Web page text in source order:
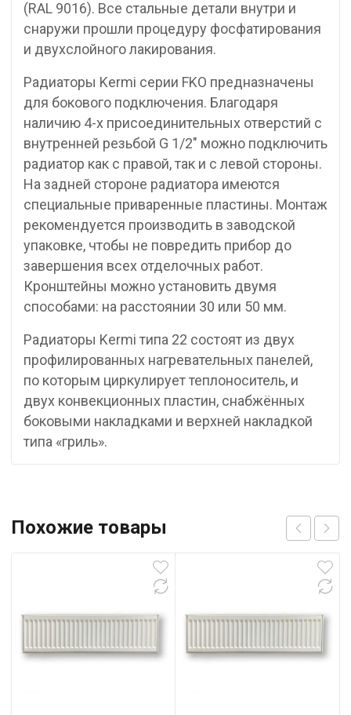
(RAL 9016). Все стальные детали внутри и
снаружи прошли процедуру фосфатирования
и двухслойного лакирования.
Радиаторы Kermi серии FKO предназначены
для бокового подключения. Благодаря
наличию 4-х присоединительных отверстий с
внутренней резьбой G 1/2″ можно подключить
радиатор как с правой, так и с левой стороны.
На задней стороне радиатора имеются
специальные приваренные пластины. Монтаж
рекомендуется производить в заводской
упаковке, чтобы не повредить прибор до
завершения всех отделочных работ.
Кронштейны можно установить двумя
способами: на расстоянии 30 или 50 мм.
Радиаторы Kermi типа 22 состоят из двух
профилированных нагревательных панелей,
по которым циркулирует теплоноситель, и
двух конвекционных пластин, снабжённых
боковыми накладками и верхней накладкой
типа «гриль».
Похожие товары